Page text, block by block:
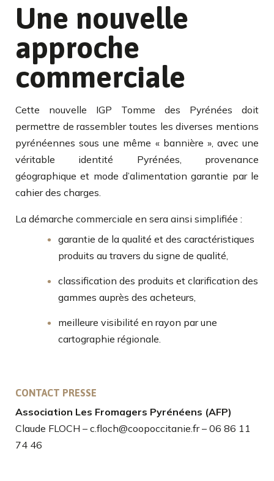
Une nouvelle
approche
commerciale
Cette nouvelle IGP Tomme des Pyrénées doit
permettre de rassembler toutes les diverses mentions
pyrénéennes sous une même « bannière », avec une
véritable identité Pyrénées, provenance
géographique et mode d’alimentation garantie par le
cahier des charges.
La démarche commerciale en sera ainsi simplifiée :
garantie de la qualité et des caractéristiques
produits au travers du signe de qualité,
classification des produits et clarification des
gammes auprès des acheteurs,
meilleure visibilité en rayon par une
cartographie régionale.
CONTACT PRESSE
Association Les Fromagers Pyrénéens (AFP)
Claude FLOCH – c.floch@coopoccitanie.fr– 06 86 11
74 46